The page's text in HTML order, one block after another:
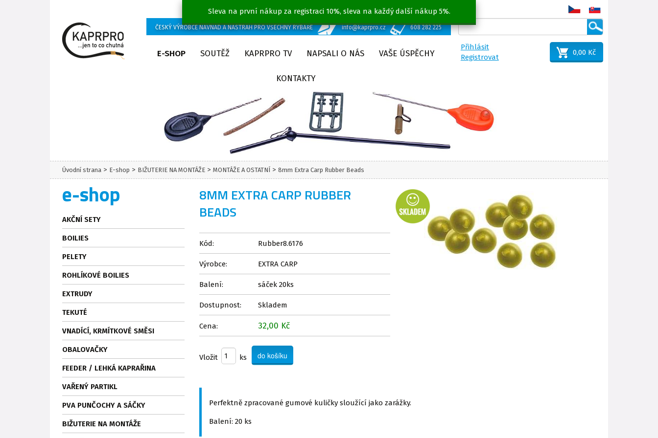
Sleva na první nákup za registraci 10%, sleva na každý další nákup 5%.
ČESKÝ VÝROBCE NÁVNAD A NÁSTRAH PRO VŠECHNY RYBÁŘE info@kaprpro.cz 608 282 225
E-SHOP SOUTĚŽ KAPRPRO TV NAPSALI O NÁS VAŠE ÚSPĚCHY
KONTAKTY
Přihlásit
Registrovat
0,00 Kč
Úvodní strana > E-shop > BIŽUTERIE NA MONTÁŽE > MONTÁŽE A OSTATNÍ > 8mm Extra Carp Rubber Beads
e-shop
AKČNÍ SETY
BOILIES
PELETY
ROHLÍKOVÉ BOILIES
EXTRUDY
TEKUTÉ
VNADÍCÍ, KRMÍTKOVÉ SMĚSI
OBALOVAČKY
FEEDER / LEHKÁ KAPRAŘINA
VAŘENÝ PARTIKL
PVA PUNČOCHY A SÁČKY
BIŽUTERIE NA MONTÁŽE
8MM EXTRA CARP RUBBER
BEADS
Kód: Rubber8.6176
Výrobce: EXTRA CARP
Balení: sáček 20ks
Dostupnost: Skladem
Cena: 32,00 Kč
Vložit ks
Perfektně zpracované gumové kuličky sloužící jako zarážky.
Balení: 20 ks